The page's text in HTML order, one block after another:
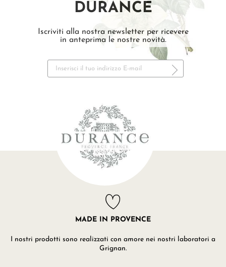
DURANCE
Iscriviti alla nostra newsletter per ricevere
in anteprima le nostre novità.
MADE IN PROVENCE
I nostri prodotti sono realizzati con amore nei nostri laboratori a
Grignan.